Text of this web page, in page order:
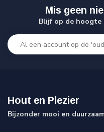
Mis geen
Blijf op de hoogte
Hout en Plezier
Bijzonder mooi en